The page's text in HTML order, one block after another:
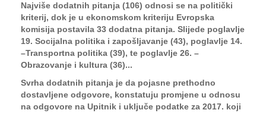
Najviše dodatnih pitanja (106) odnosi se na politički
kriterij, dok je u ekonomskom kriteriju Evropska
komisija postavila 33 dodatna pitanja. Slijede poglavlje
19. Socijalna politika i zapošljavanje (43), poglavlje 14.
–Transportna politika (39), te poglavlje 26. –
Obrazovanje i kultura (36)...
Svrha dodatnih pitanja je da pojasne prethodno
dostavljene odgovore, konstatuju promjene u odnosu
na odgovore na Upitnik i uključe podatke za 2017. koji